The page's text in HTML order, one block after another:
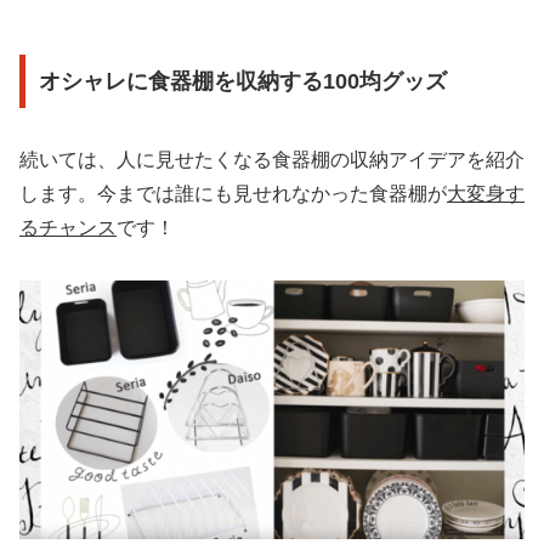
オシャレに食器棚を収納する100均グッズ
続いては、人に見せたくなる食器棚の収納アイデアを紹介
します。今までは誰にも見せれなかった食器棚が大変身す
るチャンスです！